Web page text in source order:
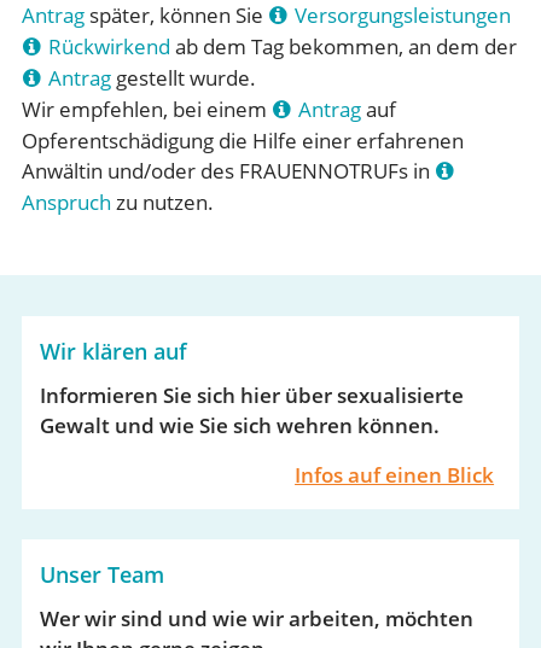
Antragspäter, können Sie
Versorgungsleistungen
Rückwirkend ab dem Tag bekommen, an dem der
Antraggestellt wurde.
Wir empfehlen, bei einem
Antragauf
Opferentschädigung die Hilfe einer erfahrenen
Anwältin und/oder des FRAUENNOTRUFs in
Anspruch zu nutzen.
Wir klären auf
Informieren Sie sich hier über sexualisierte
Gewalt und wie Sie sich wehren können.
Infos auf einen Blick
Unser Team
Wer wir sind und wie wir arbeiten, möchten